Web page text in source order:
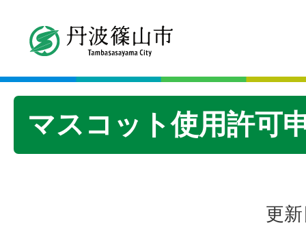
マスコット使用許可
更